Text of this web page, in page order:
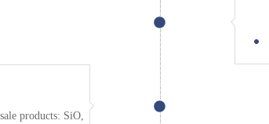
products: SiO,